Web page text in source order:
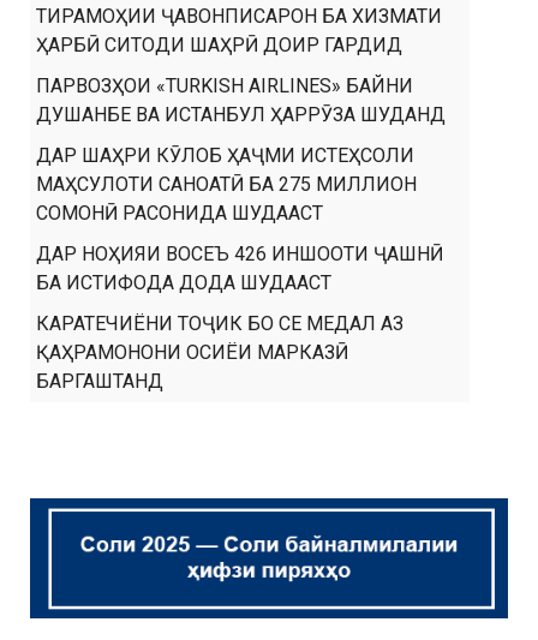
ТИРАМОҲИИ ҶАВОНПИСАРОН БА ХИЗМАТИ
ҲАРБӢ СИТОДИ ШАҲРӢ ДОИР ГАРДИД
ПАРВОЗҲОИ «TURKISH AIRLINES» БАЙНИ
ДУШАНБЕ ВА ИСТАНБУЛ ҲАРРӮЗА ШУДАНД
ДАР ШАҲРИ КӮЛОБ ҲАҶМИ ИСТЕҲСОЛИ
МАҲСУЛОТИ САНОАТӢ БА 275 МИЛЛИОН
СОМОНӢ РАСОНИДА ШУДААСТ
ДАР НОҲИЯИ ВОСЕЪ 426 ИНШООТИ ҶАШНӢ
БА ИСТИФОДА ДОДА ШУДААСТ
КАРАТЕЧИЁНИ ТОҶИК БО СЕ МЕДАЛ АЗ
ҚАҲРАМОНОНИ ОСИЁИ МАРКАЗӢ
БАРГАШТАНД